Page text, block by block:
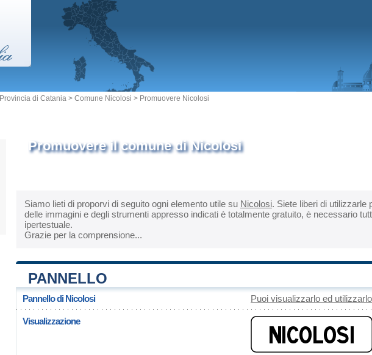
Provincia di Catania > Comune Nicolosi > Promuovere Nicolosi
Promuovere il comune di Nicolosi
Siamo lieti di proporvi di seguito ogni elemento utile su Nicolosi. Siete liberi di utilizzarle
delle immagini e degli strumenti appresso indicati è totalmente gratuito, è necessario
ipertestuale.
Grazie per la comprensione...
PANNELLO
Pannello di Nicolosi Puoi visualizzarlo ed
Visualizzazione